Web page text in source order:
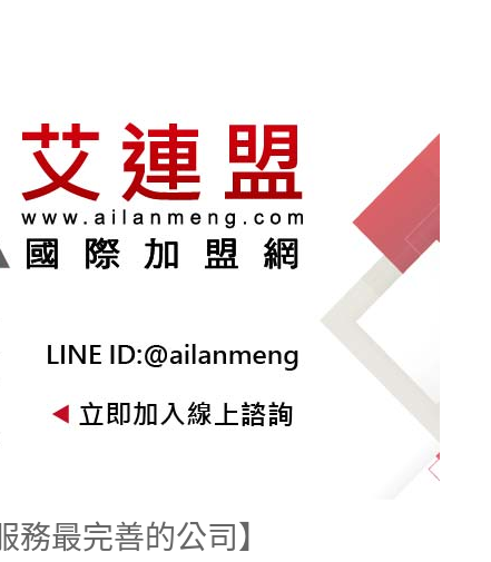
務最完善的公司】